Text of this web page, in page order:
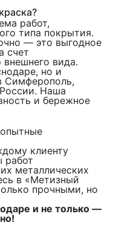
работ,
типа покрытия.
— это выгодное
счет
внешнего вида.
но и
Симферополь,
Наша
и бережное
клиенту
работ
металлических
в «Метизный
прочными, но
и не только —